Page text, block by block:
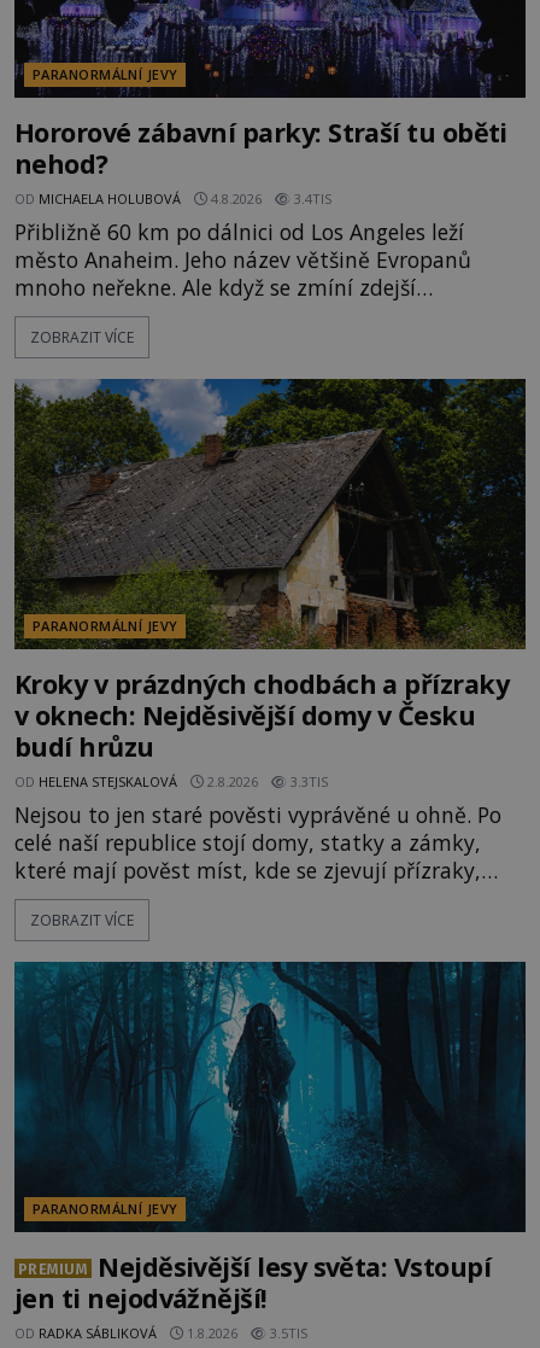
PARANORMÁLNÍ JEVY
Hororové zábavní parky: Straší tu oběti
nehod?
OD MICHAELA HOLUBOVÁ 4.8.2026 3.4TIS
Přibližně 60 km po dálnici od Los Angeles leží
město Anaheim. Jeho název většině Evropanů
mnoho neřekne. Ale když se zmíní zdejší
Disneyland, je hned jasno. Zábavní park vyroste na
poklidném místě bývalého sadu pomerančovníků.
kolem 17 000 000 zábavychtivých lidí ročně. A ač je
velká snaha to utajit, někteří z
ZOBRAZIT VÍCE
PARANORMÁLNÍ JEVY
Kroky v prázdných chodbách a přízraky
v oknech: Nejděsivější domy v Česku
budí hrůzu
OD HELENA STEJSKALOVÁ 2.8.2026 3.3TIS
Nejsou to jen staré pověsti vyprávěné u ohně. Po
celé naší republice stojí domy, statky a zámky,
které mají pověst míst, kde se zjevují přízraky,
ozývají nevysvětlitelné zvuky nebo se dějí podivné
jevy. Zatímco historici většinou hledají racionální
lokality vykazují nápadně podobná svědectví po
celé generace. A právě tato opakující se svědectví
ZOBRAZIT VÍCE
PARANORMÁLNÍ JEVY
PREMIUM
Nejděsivější lesy světa: Vstoupí
jen ti nejodvážnější!
OD RADKA SÁBLIKOVÁ 1.8.2026 3.5TIS